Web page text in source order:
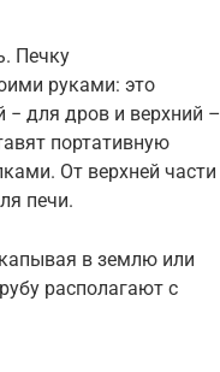
Печку
руками: это
для дров и верхний –
портативную
От верхней части
печи.
в землю или
располагают с